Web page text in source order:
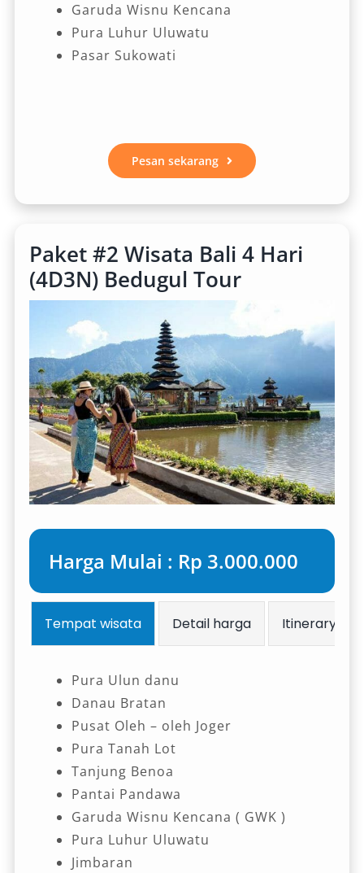
Garuda Wisnu Kencana
Pura Luhur Uluwatu
Pasar Sukowati
Pesan sekarang
Paket #2 Wisata Bali 4 Hari
(4D3N) Bedugul Tour
Harga Mulai : Rp 3.000.000
Tempat wisata Detail harga Itinerary
Pura Ulun danu
Danau Bratan
Pusat Oleh – oleh Joger
Pura Tanah Lot
Tanjung Benoa
Pantai Pandawa
Garuda Wisnu Kencana ( GWK )
Pura Luhur Uluwatu
Jimbaran